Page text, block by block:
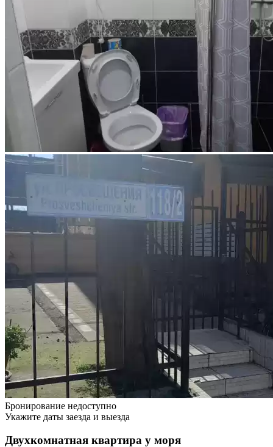
Бронирование недоступно
Укажите даты заезда и выезда
Двухкомнатная квартира у моря